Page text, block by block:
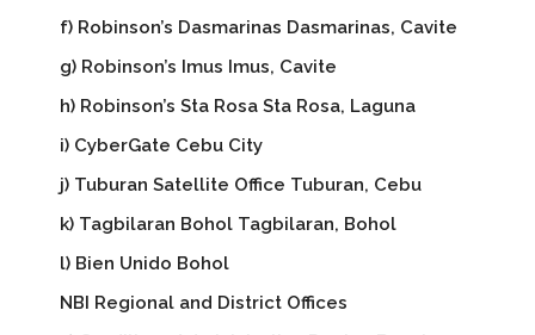
f) Robinson’s Dasmarinas Dasmarinas, Cavite
g) Robinson’s Imus Imus, Cavite
h) Robinson’s Sta Rosa Sta Rosa, Laguna
i) CyberGate Cebu City
j) Tuburan Satellite Office Tuburan, Cebu
k) Tagbilaran Bohol Tagbilaran, Bohol
l) Bien Unido Bohol
NBI Regional and District Offices